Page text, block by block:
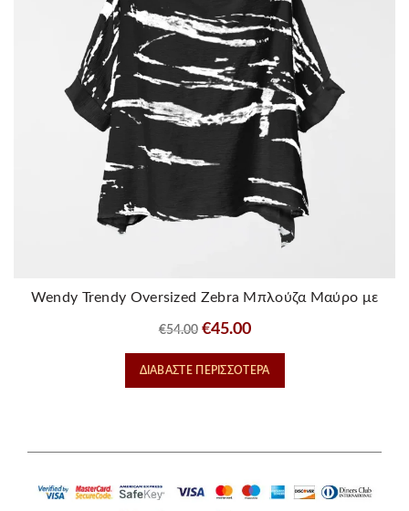
Wendy Trendy Oversized Zebra Μπλούζα Μαύρο με
€54.00 Original
price
was:
€45.00Η
τρέχουσα
τιμή
ΔΙΑΒΆΣΤΕ ΠΕΡΙΣΣΌΤΕΡΑ